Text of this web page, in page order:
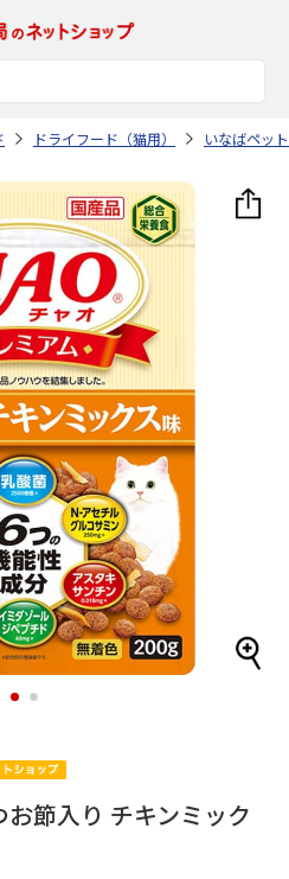
ドライフード（猫用） いなばペッ
1 2
節入り チキンミック